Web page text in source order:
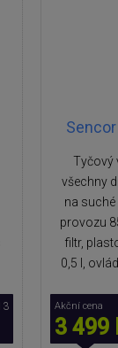
Sencor
Tyčový
všechny
na suché
provozu
filtr,
0,5 l,
Akční cena
3 499